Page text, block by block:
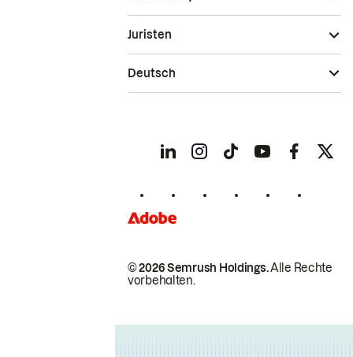
© 2026 Semrush Holdings.Alle Rechte
vorbehalten.
Juristen
Deutsch